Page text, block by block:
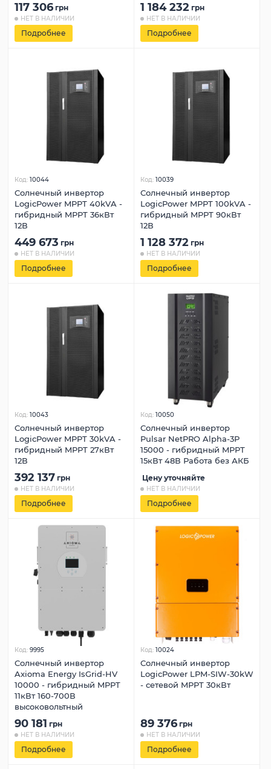
117 306 грн
НЕТ В НАЛИЧИИ
Подробнее
1 184 232 грн
НЕТ В НАЛИЧИИ
Подробнее
Код: 10044
Солнечный инвертор
LogicPower MPPT 40kVA -
гибридный MPPT 36кВт
12В
449 673 грн
НЕТ В НАЛИЧИИ
Подробнее
Код: 10039
Солнечный инвертор
LogicPower MPPT 100kVA -
гибридный MPPT 90кВт
12В
1 128 372 грн
НЕТ В НАЛИЧИИ
Подробнее
Код: 10043
Солнечный инвертор
LogicPower MPPT 30kVA -
гибридный MPPT 27кВт
12В
392 137 грн
НЕТ В НАЛИЧИИ
Подробнее
Код: 10050
Солнечный инвертор
Pulsar NetPRO Alpha-3P
15000 - гибридный MPPT
15кВт 48В Работа без АКБ
Цену уточняйте
НЕТ В НАЛИЧИИ
Подробнее
Код: 9995
Солнечный инвертор
Axioma Energy IsGrid-HV
10000 - гибридный MPPT
11кВт 160-700В
высоковольтный
90 181 грн
НЕТ В НАЛИЧИИ
Подробнее
Код: 10024
Солнечный инвертор
LogicPower LPM-SIW-30kW
- сетевой MPPT 30кВт
89 376 грн
НЕТ В НАЛИЧИИ
Подробнее